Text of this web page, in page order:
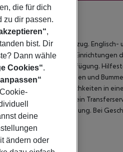
verfügt über einen Aufzug.
Auschecken. Zu den
steht WLAN zur Verfügung.
können zum Einkaufen und
gibt es Parkmöglichkeiten in
Kinderbetreuung, ein
zur Verfügung. Bei
die für dich
zu dir passen.
,
bist. Dir
Dann wähle
Cookies“.
deine
ändern oder